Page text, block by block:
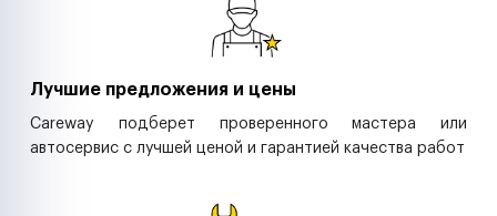
Лучшие предложения и цены
Careway подберет проверенного мастера или
автосервис с лучшей ценой и гарантией качества работ